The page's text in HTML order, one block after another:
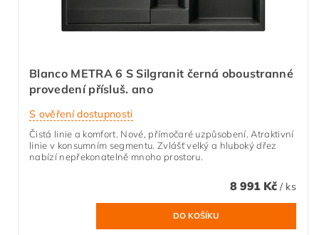
Blanco METRA 6 S Silgranit černá oboustranné
provedení přísluš. ano
S ověření dostupnosti
Čistá linie a komfort. Nové, přímočaré uzpůsobení. Atraktivní
linie v konsumním segmentu. Zvlášť velký a hluboký dřez
nabízí nepřekonatelně mnoho prostoru.
8 991 Kč / ks